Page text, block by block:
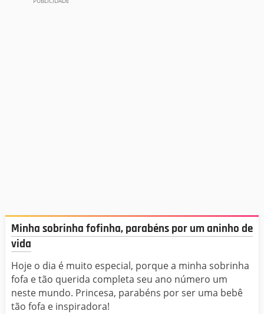
Minha sobrinha fofinha, parabéns por um aninho de
vida
Hoje o dia é muito especial, porque a minha sobrinha
fofa e tão querida completa seu ano número um
neste mundo. Princesa, parabéns por ser uma bebê
tão fofa e inspiradora!